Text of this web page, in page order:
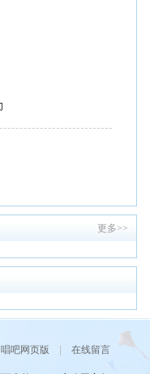
更多>>
唱吧网页版 在线留言